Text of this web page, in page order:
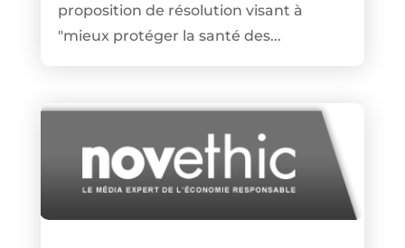
proposition de résolution visant à
"mieux protéger la santé des...